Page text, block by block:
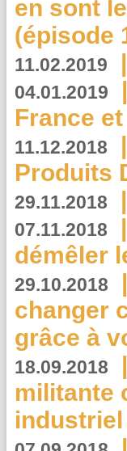
en sont
(épisode
11.02.2019 |
04.01.2019 |
France
11.12.2018 |
Produits
29.11.2018 |
07.11.2018 |
démêler
29.10.2018 |
changer
grâce à
18.09.2018 |
militante
industriel